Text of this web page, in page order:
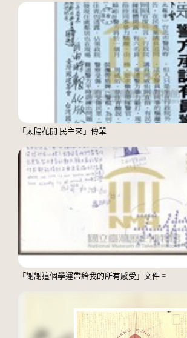
「太陽花開 民主來」傳單
「謝謝這個學運帶給我的所有感受」文件 =